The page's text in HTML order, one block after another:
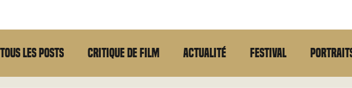
Tous les posts Critique de film Actualité Festival